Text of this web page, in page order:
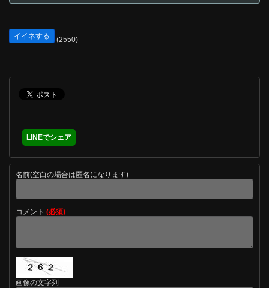
イイネする (2550)
LINEでシェア
名前(空白の場合は匿名になります)
コメント (必須)
画像の文字列